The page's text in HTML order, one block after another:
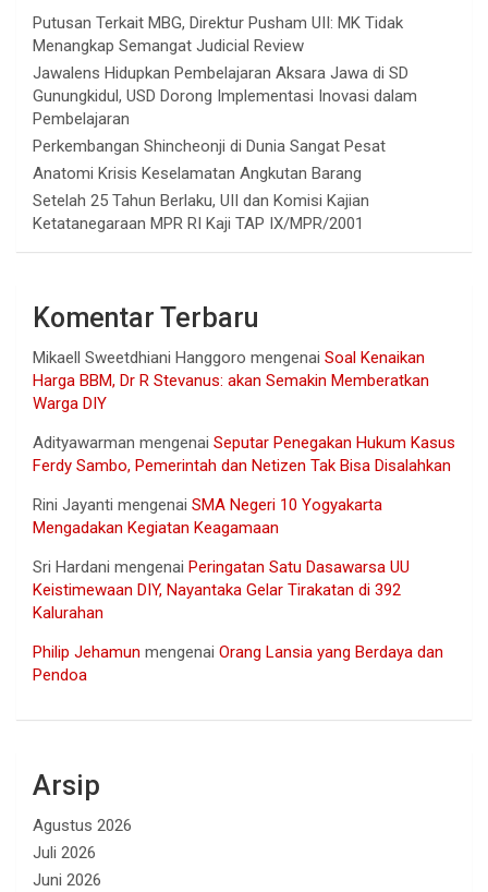
Putusan Terkait MBG, Direktur Pusham UII: MK Tidak
Menangkap Semangat Judicial Review
Jawalens Hidupkan Pembelajaran Aksara Jawa di SD
Gunungkidul, USD Dorong Implementasi Inovasi dalam
Pembelajaran
Perkembangan Shincheonji di Dunia Sangat Pesat
Anatomi Krisis Keselamatan Angkutan Barang
Setelah 25 Tahun Berlaku, UII dan Komisi Kajian
Ketatanegaraan MPR RI Kaji TAP IX/MPR/2001
Komentar Terbaru
Mikaell Sweetdhiani Hanggoro mengenai Soal Kenaikan
Harga BBM, Dr R Stevanus: akan Semakin Memberatkan
Warga DIY
Adityawarman mengenai Seputar Penegakan Hukum Kasus
Ferdy Sambo, Pemerintah dan Netizen Tak Bisa Disalahkan
Rini Jayanti mengenai SMA Negeri 10 Yogyakarta
Mengadakan Kegiatan Keagamaan
Sri Hardani mengenai Peringatan Satu Dasawarsa UU
Keistimewaan DIY, Nayantaka Gelar Tirakatan di 392
Kalurahan
Philip Jehamun mengenai Orang Lansia yang Berdaya dan
Pendoa
Arsip
Agustus 2026
Juli 2026
Juni 2026